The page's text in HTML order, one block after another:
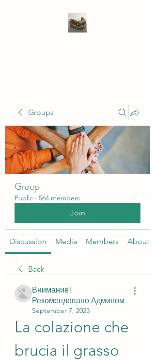
Groups
Group
Public · 564 members
Join
Discussion Media Members About
Back
Внимание!
Рекомендовано Админом
September 7, 2023
La colazione che
brucia il grasso